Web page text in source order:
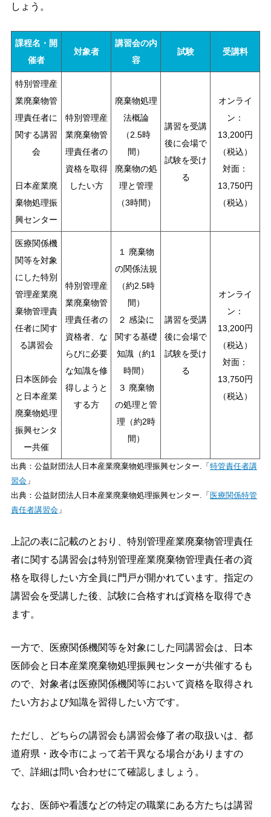
しょう。
課程名・開
催者
対象者
講習会の内
容
試験 受講料
特別管理産
業廃棄物管
理責任者に
関する講習
会
日本産業廃
棄物処理振
興センター
特別管理産
業廃棄物管
理責任者の
資格を取得
したい方
廃棄物処理
法概論
（2.5時
間）
廃棄物の処
理と管理
（3時間）
講習を受講
後に会場で
試験を受け
る
オンライ
ン：
13,200円
（税込）
対面：
13,750円
（税込）
医療関係機
関等を対象
にした特別
管理産業廃
棄物管理責
任者に関す
る講習会
日本医師会
と日本産業
廃棄物処理
振興センタ
ー共催
特別管理産
業廃棄物管
理責任者の
資格者、な
らびに必要
な知識を修
得しようと
する方
１ 廃棄物
の関係法規
（約2.5時
間）
２ 感染に
関する基礎
知識（約1
時間）
３ 廃棄物
の処理と管
理（約2時
間）
講習を受講
後に会場で
試験を受け
る
オンライ
ン：
13,200円
（税込）
対面：
13,750円
（税込）
出典：公益財団法人日本産業廃棄物処理振興センター.「 特管責任者講
習会 」
出典：公益財団法人日本産業廃棄物処理振興センター.「 医療関係特管
責任者講習会 」
上記の表に記載のとおり、特別管理産業廃棄物管理責任
者に関する講習会は特別管理産業廃棄物管理責任者の資
格を取得したい方全員に門戸が開かれています。指定の
講習会を受講した後、試験に合格すれば資格を取得でき
ます。
一方で、医療関係機関等を対象にした同講習会は、日本
医師会と日本産業廃棄物処理振興センターが共催するも
ので、対象者は医療関係機関等において資格を取得され
たい方および知識を習得したい方です。
ただし、どちらの講習会も講習会修了者の取扱いは、都
道府県・政令市によって若干異なる場合がありますの
で、詳細は問い合わせにて確認しましょう。
なお、医師や看護などの特定の職業にある方たちは講習